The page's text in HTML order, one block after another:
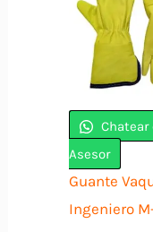
Chatear
Asesor
Guante
Ingeniero